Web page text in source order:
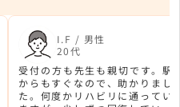
I.F / 男性
20代
受付の方も先生も親切です。駅
からもすぐなので、助かりまし
た。何度かリハビリに通ってい